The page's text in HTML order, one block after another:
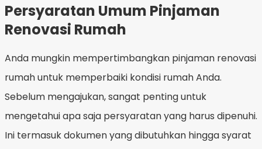
Persyaratan Umum Pinjaman
Renovasi Rumah
Anda mungkin mempertimbangkan pinjaman renovasi
rumah untuk memperbaiki kondisi rumah Anda.
Sebelum mengajukan, sangat penting untuk
mengetahui apa saja persyaratan yang harus dipenuhi.
Ini termasuk dokumen yang dibutuhkan hingga syarat